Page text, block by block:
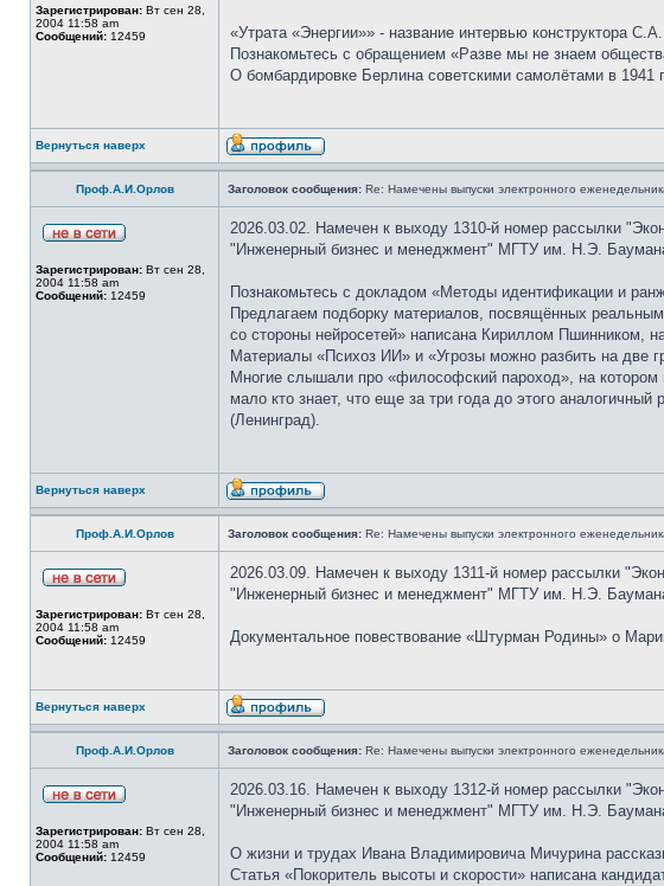
Зарегистрирован: Вт сен 28,
2004 11:58 am
Сообщений: 12459
«Утрата «Энергии»» - название интервью конструктора
Познакомьтесь с обращением «Разве мы не знаем
О бомбардировке Берлина советскими самолётами в 1941
Вернуться наверх
Проф.А.И.Орлов Заголовок сообщения: Re: Намечены выпуски электронного
Зарегистрирован: Вт сен 28,
2004 11:58 am
Сообщений: 12459
2026.03.02. Намечен к выходу 1310-й номер рассылки
"Инженерный бизнес и менеджмент" МГТУ им. Н.Э.
Познакомьтесь с докладом «Методы идентификации и
Предлагаем подборку материалов, посвящённых
со стороны нейросетей» написана Кириллом Пшинником,
Материалы «Психоз ИИ» и «Угрозы можно разбить на две
Многие слышали про «философский пароход», на котором
мало кто знает, что еще за три года до этого
(Ленинград).
Вернуться наверх
Проф.А.И.Орлов Заголовок сообщения: Re: Намечены выпуски электронного
Зарегистрирован: Вт сен 28,
2004 11:58 am
Сообщений: 12459
2026.03.09. Намечен к выходу 1311-й номер рассылки
"Инженерный бизнес и менеджмент" МГТУ им. Н.Э.
Документальное повествование «Штурман Родины» о
Вернуться наверх
Проф.А.И.Орлов Заголовок сообщения: Re: Намечены выпуски электронного
Зарегистрирован: Вт сен 28,
2004 11:58 am
Сообщений: 12459
2026.03.16. Намечен к выходу 1312-й номер рассылки
"Инженерный бизнес и менеджмент" МГТУ им. Н.Э.
О жизни и трудах Ивана Владимировича Мичурина
Статья «Покоритель высоты и скорости» написана